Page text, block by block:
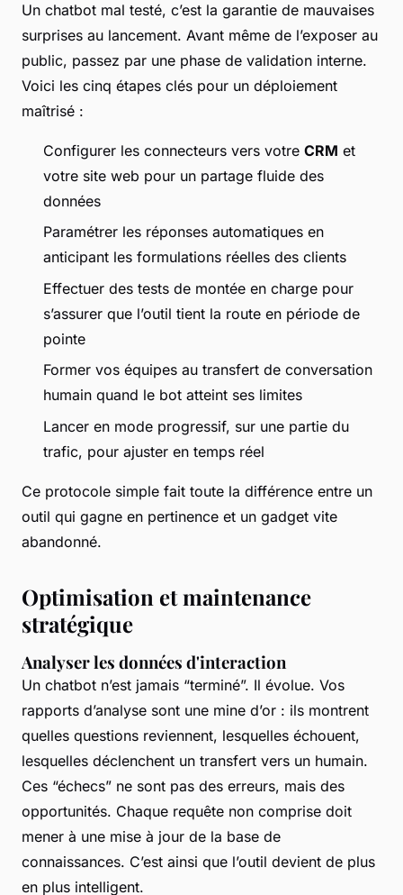
Un chatbot mal testé, c’est la garantie de mauvaises
surprises au lancement. Avant même de l’exposer au
public, passez par une phase de validation interne.
Voici les cinq étapes clés pour un déploiement
maîtrisé :
Configurer les connecteurs vers votre CRM et
votre site web pour un partage fluide des
données
Paramétrer les réponses automatiques en
anticipant les formulations réelles des clients
Effectuer des tests de montée en charge pour
s’assurer que l’outil tient la route en période de
pointe
Former vos équipes au transfert de conversation
humain quand le bot atteint ses limites
Lancer en mode progressif, sur une partie du
trafic, pour ajuster en temps réel
Ce protocole simple fait toute la différence entre un
outil qui gagne en pertinence et un gadget vite
abandonné.
Optimisation et maintenance
stratégique
Analyser les données d'interaction
Un chatbot n’est jamais “terminé”. Il évolue. Vos
rapports d’analyse sont une mine d’or : ils montrent
quelles questions reviennent, lesquelles échouent,
lesquelles déclenchent un transfert vers un humain.
Ces “échecs” ne sont pas des erreurs, mais des
opportunités. Chaque requête non comprise doit
mener à une mise à jour de la base de
connaissances. C’est ainsi que l’outil devient de plus
en plus intelligent.